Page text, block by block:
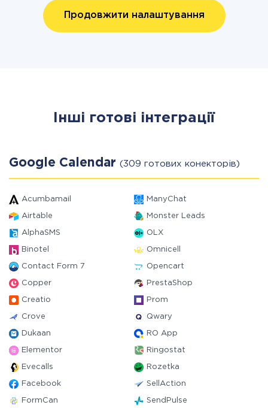
Продовжити налаштування
Інші готові інтеграції
Google Calendar (309 готових конекторів)
Acumbamail ManyChat
Airtable Monster Leads
AlphaSMS OLX
Binotel Omnicell
Contact Form 7 Opencart
Copper PrestaShop
Creatio Prom
Crove Qwary
Dukaan RO App
Elementor Ringostat
Evecalls Rozetka
Facebook SellAction
FormCan SendPulse